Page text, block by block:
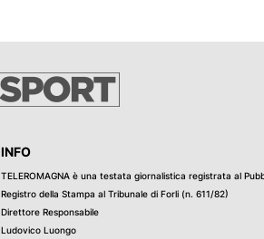
INFO
TELEROMAGNA è una testata giornalistica registrata al
Registro della Stampa al Tribunale di Forli (n. 611/82)
Direttore Responsabile
Ludovico Luongo